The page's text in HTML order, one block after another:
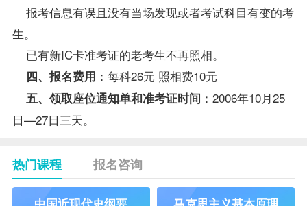
报考信息有误且没有当场发现或者考试科目有变的考
生。
已有新IC卡准考证的老考生不再照相。
四、报名费用 ：每科26元 照相费10元
五、领取座位通知单和准考证时间 ：2006年10月25
日—27日三天。
热门课程 报名咨询